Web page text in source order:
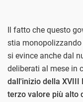
Il fatto che questo
stia
si evince anche dal
deliberati al mese in
dall'inizio della XVIII
terzo valore più alto